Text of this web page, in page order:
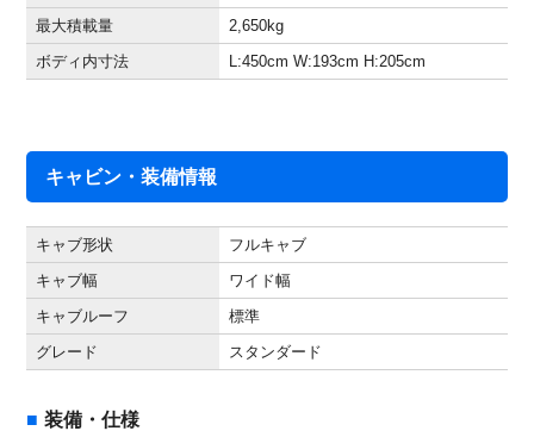
最大積載量
2,650kg
ボディ内寸法
L:450cm W:193cm H:205cm
キャビン・装備情報
キャブ形状
フルキャブ
キャブ幅
ワイド幅
キャブルーフ
標準
グレード
スタンダード
装備・仕様